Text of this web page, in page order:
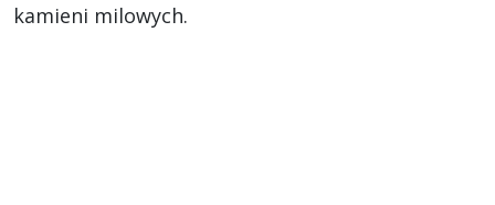
kamieni milowych.